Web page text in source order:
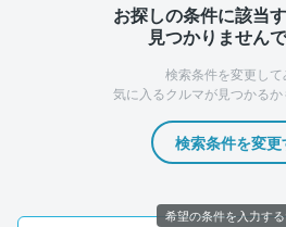
お探しの条件に該当
見つかりませんで
検索条件を変更して
気に入るクルマが見つかるか
検索条件を変更
希望の条件を入力する